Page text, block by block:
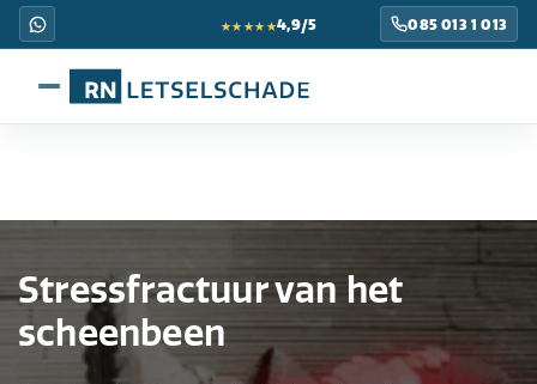
★★★★★4,9/5 085 013 1 013
Stressfractuur van het
scheenbeen